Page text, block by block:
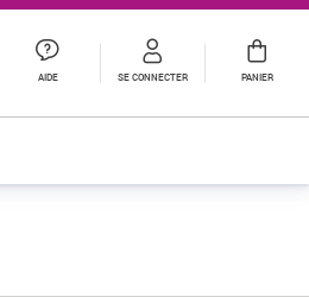
AIDE SE CONNECTER PANIER